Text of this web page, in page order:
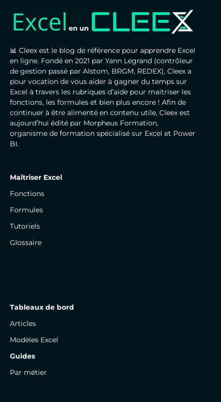
📊 Cleex est le blog de référence pour apprendre Excel
en ligne. Fondé en 2021 par Yann Legrand (contrôleur
de gestion passé par Alstom, BRGM, REDEX), Cleex a
pour vocation de vous aider à gagner du temps sur
Excel à travers les rubriques d’aide pour maitriser les
fonctions, les formules et bien plus encore ! Afin de
continuer à être alimenté en contenu utile, Cleex est
aujourd’hui édité par Morpheus Formation,
organisme de formation spécialisé sur Excel et Power
BI.
Maîtriser Excel
Fonctions
Formules
Tutoriels
Glossaire
Tableaux de bord
Articles
Modèles Excel
Guides
Par métier